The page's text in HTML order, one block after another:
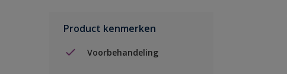
Product kenmerken
Voorbehandeling